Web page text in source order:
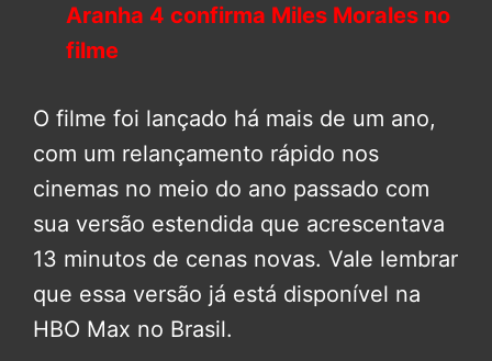
Aranha 4 confirma Miles Morales no
filme
O filme foi lançado há mais de um ano,
com um relançamento rápido nos
cinemas no meio do ano passado com
sua versão estendida que acrescentava
13 minutos de cenas novas. Vale lembrar
que essa versão já está disponível na
HBO Max no Brasil.